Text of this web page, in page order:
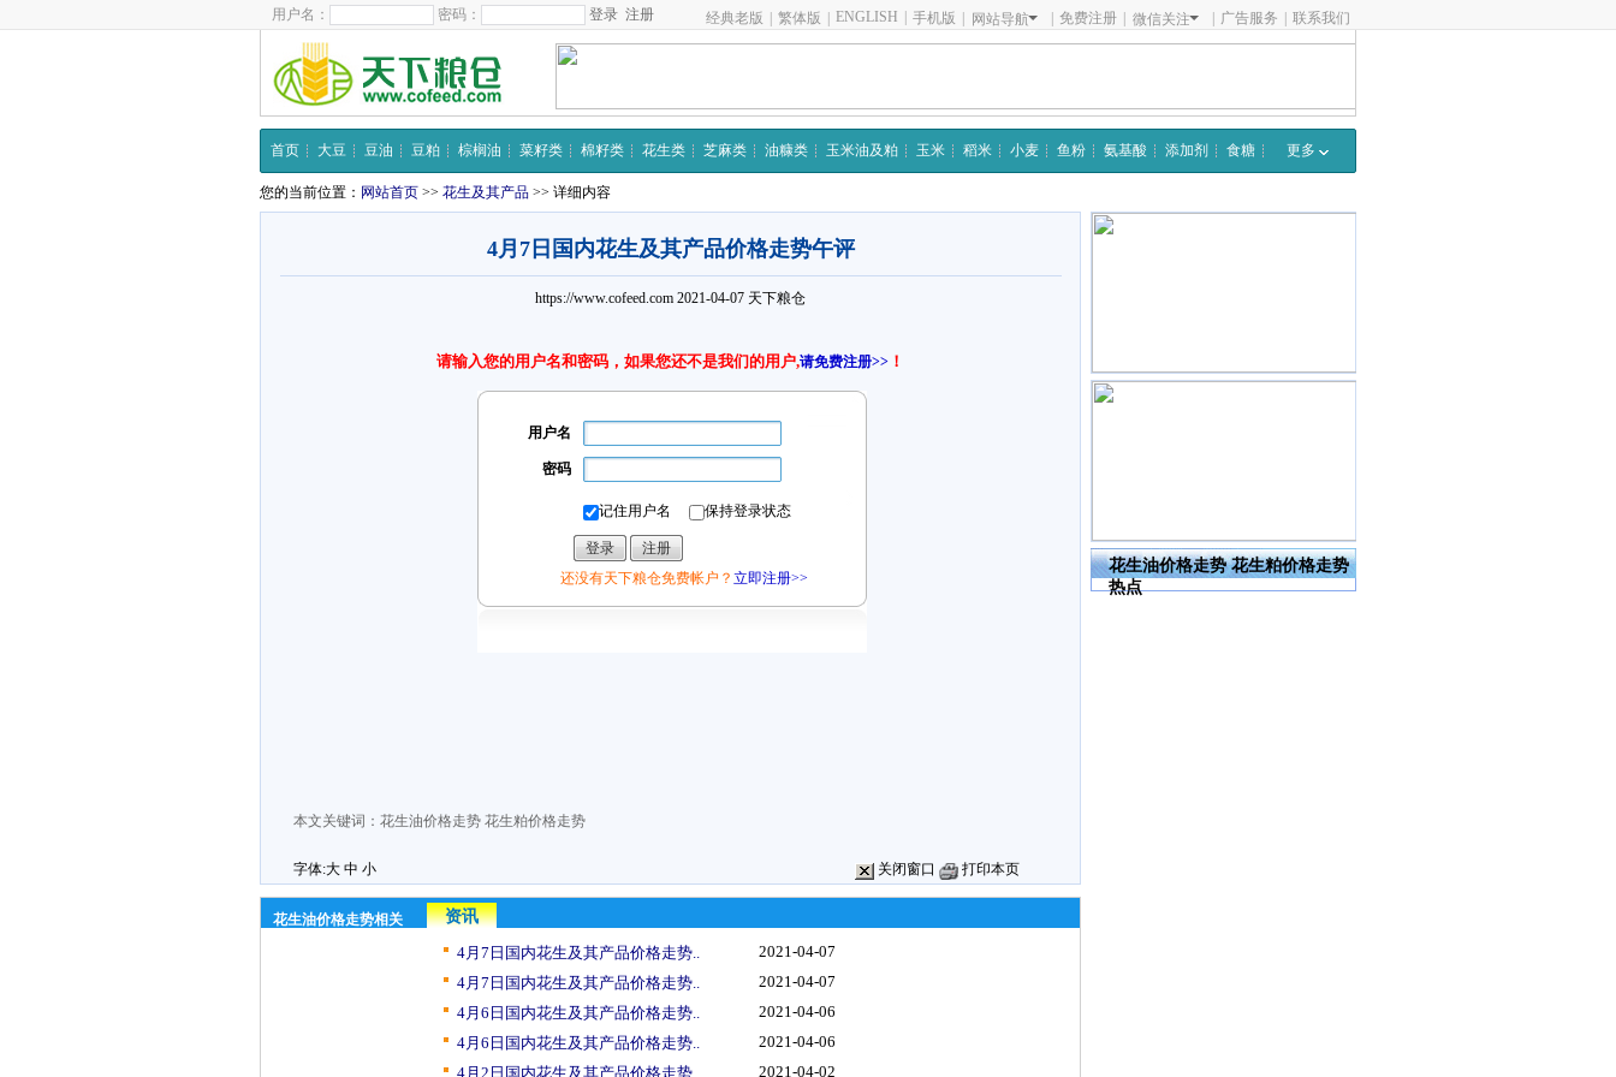
用户名： 密码： 注册 经典老版 繁体版 ENGLISH 手机版 网站导航 免费注册 微信关注 广告服务 联系我们
首页 大豆 豆油 豆粕 棕榈油 菜籽类 棉籽类 花生类 芝麻类 油糠类 玉米油及粕 玉米 稻米 小麦 鱼粉 氨基酸 添加剂 食糖 更多
您的当前位置： 网站首页 >> 花生及其产品 >> 详细内容
4月7日国内花生及其产品价格走势午评
https://www.cofeed.com 2021-04-07 天下粮仓
请输入您的用户名和密码，如果您还不是我们的用户,请免费注册>> ！
用户名
密码
记住用户名 保持登录状态
还没有天下粮仓免费帐户？ 立即注册>>
本文关键词： 花生油价格走势 花生粕价格走势
字体:大 中 小 关闭窗口 打印本页
花生油价格走势相关
资讯
4月7日国内花生及其产品价格走势..
2021-04-07
4月7日国内花生及其产品价格走势..
2021-04-07
4月6日国内花生及其产品价格走势..
2021-04-06
4月6日国内花生及其产品价格走势..
2021-04-06
4月2日国内花生及其产品价格走势..
2021-04-02
花生油价格走势 花生粕价格走势
热点